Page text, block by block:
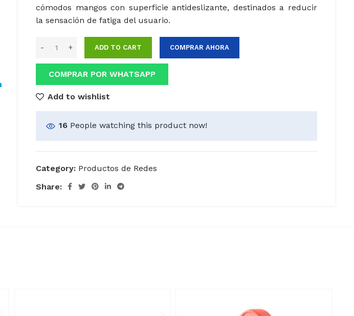
cómodos mangos con superficie antideslizante, destinados a reducir
la sensación de fatiga del usuario.
ADD TO CART COMPRAR AHORA
COMPRAR POR WHATSAPP
Add to wishlist
16 People watching this product now!
Category: Productos de Redes
Share: